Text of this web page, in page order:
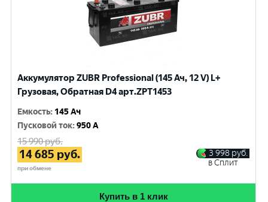
Аккумулятор ZUBR Professional (145 Ач, 12 V) L+
Грузовая, Обратная D4 арт.ZPT1453
Емкость: 145 Ач
Пусковой ток:950 A
15 990руб.
14 685 руб.
при обмене
3 998 руб.
в Сплит
Купить в 1 клик